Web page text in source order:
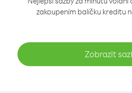
zakoupením balíčku kreditu
Zobrazit